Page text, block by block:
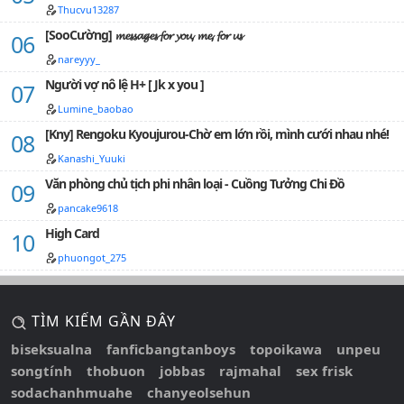
Thucvu13287
[SooCường] 𝓶𝓮𝓼𝓼𝓪𝓰𝓮𝓼 𝓯𝓸𝓻 𝔂𝓸𝓾, 𝓶𝓮, 𝓯𝓸𝓻 𝓾𝓼
nareyyy_
Người vợ nô lệ H+ [ Jk x you ]
Lumine_baobao
[Kny] Rengoku Kyoujurou-Chờ em lớn rồi, mình cưới nhau nhé!
Kanashi_Yuuki
Văn phòng chủ tịch phi nhân loại - Cuồng Tưởng Chi Đồ
pancake9618
High Card
phuongot_275
TÌM KIẾM GẦN ĐÂY
biseksualna fanficbangtanboys topoikawa
unpeu
songtính
thobuon jobbas rajmahal
sex frisk
sodachanhmuahe
chanyeolsehun